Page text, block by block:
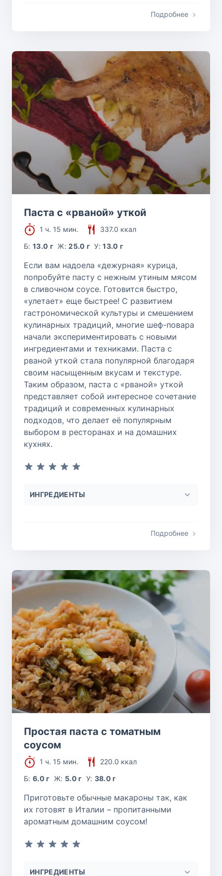
Подробнее
Паста с «рваной» уткой
1 ч. 15 мин.
337.0 ккал
Б:13.0 г Ж:25.0 г У:13.0 г
Если вам надоела «дежурная» курица,
попробуйте пасту с нежным утиным мясом
в сливочном соусе. Готовится быстро,
«улетает» еще быстрее! С развитием
гастрономической культуры и смешением
кулинарных традиций, многие шеф-повара
начали экспериментировать с новыми
ингредиентами и техниками. Паста с
рваной уткой стала популярной благодаря
своим насыщенным вкусам и текстуре.
Таким образом, паста с «рваной» уткой
представляет собой интересное сочетание
традиций и современных кулинарных
подходов, что делает её популярным
выбором в ресторанах и на домашних
кухнях.
ИНГРЕДИЕНТЫ
Подробнее
Простая паста с томатным
соусом
1 ч. 15 мин.
220.0 ккал
Б:6.0 г Ж: 5.0 г У: 38.0 г
Приготовьте обычные макароны так, как
их готовят в Италии – пропитанными
ароматным домашним соусом!
ИНГРЕДИЕНТЫ